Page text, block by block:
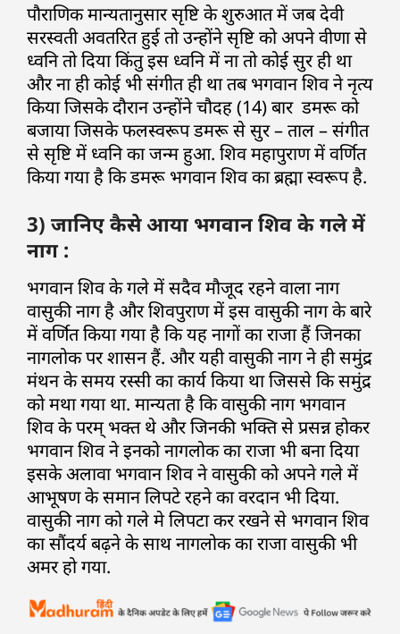
पौराणिक मान्यतानुसार सृष्टि के शुरुआत में जब देवी
सरस्वती अवतरित हुई तो उन्होंने सृष्टि को अपने वीणा से
ध्वनि तो दिया किंतु इस ध्वनि में ना तो कोई सुर ही था
और ना ही कोई भी संगीत ही था तब भगवान शिव ने नृत्य
किया जिसके दौरान उन्होंने चौदह (14) बार डमरू को
बजाया जिसके फलस्वरूप डमरू से सुर – ताल – संगीत
से सृष्टि में ध्वनि का जन्म हुआ. शिव महापुराण में वर्णित
किया गया है कि डमरू भगवान शिव का ब्रह्मा स्वरूप है.
3) जानिए कैसे आया भगवान शिव के गले में
नाग :
भगवान शिव के गले में सदैव मौजूद रहने वाला नाग
वासुकी नाग है और शिवपुराण में इस वासुकी नाग के बारे
में वर्णित किया गया है कि यह नागों का राजा हैं जिनका
नागलोक पर शासन हैं. और यही वासुकी नाग ने ही समुंद्र
मंथन के समय रस्सी का कार्य किया था जिससे कि समुंद्र
को मथा गया था. मान्यता है कि वासुकी नाग भगवान
शिव के परम् भक्त थे और जिनकी भक्ति से प्रसन्न होकर
भगवान शिव ने इनको नागलोक का राजा भी बना दिया
इसके अलावा भगवान शिव ने वासुकी को अपने गले में
आभूषण के समान लिपटे रहने का वरदान भी दिया.
वासुकी नाग को गले मे लिपटा कर रखने से भगवान शिव
का सौंदर्य बढ़ने के साथ नागलोक का राजा वासुकी भी
अमर हो गया.